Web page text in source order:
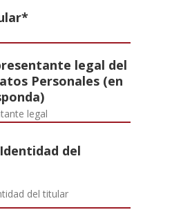
legal del
Personales (en
del